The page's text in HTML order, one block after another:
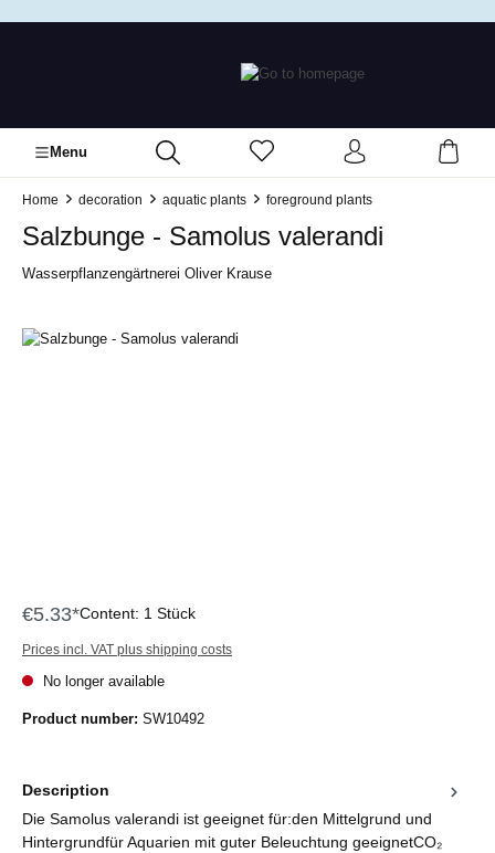
Menu
Home decoration aquatic plants foreground plants
Salzbunge - Samolus valerandi
Wasserpflanzengärtnerei Oliver Krause
Skip image gallery
€5.33*Content: 1 Stück
Prices incl. VAT plus shipping costs
No longer available
Product number: SW10492
Description
Die Samolus valerandi ist geeignet für:den Mittelgrund und
Hintergrundfür Aquarien mit guter Beleuchtung geeignetCO₂